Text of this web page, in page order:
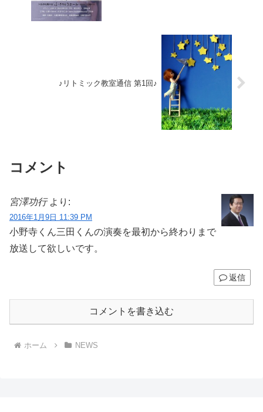
♪リトミック教室通信 第1回♪
コメント
宮澤功行 より:
2016年1月9日 11:39 PM
小野寺くん三田くんの演奏を最初から終わりまで
放送して欲しいです。
返信
コメントを書き込む
ホーム NEWS